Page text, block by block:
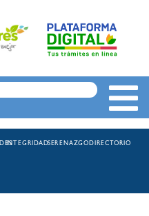
INTEGRIDADSERENAZGODIRECTORIO